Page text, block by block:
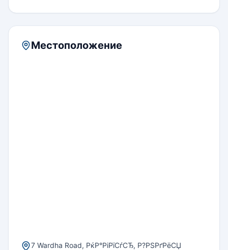
Местоположение
7 Wardha Road, РќР°РіРїСѓСЂ, Р?РЅРґРёСЏ